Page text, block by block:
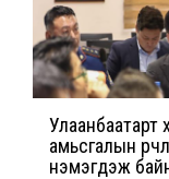
Улаанбаатарт
амьсгалын
нэмэгдэж